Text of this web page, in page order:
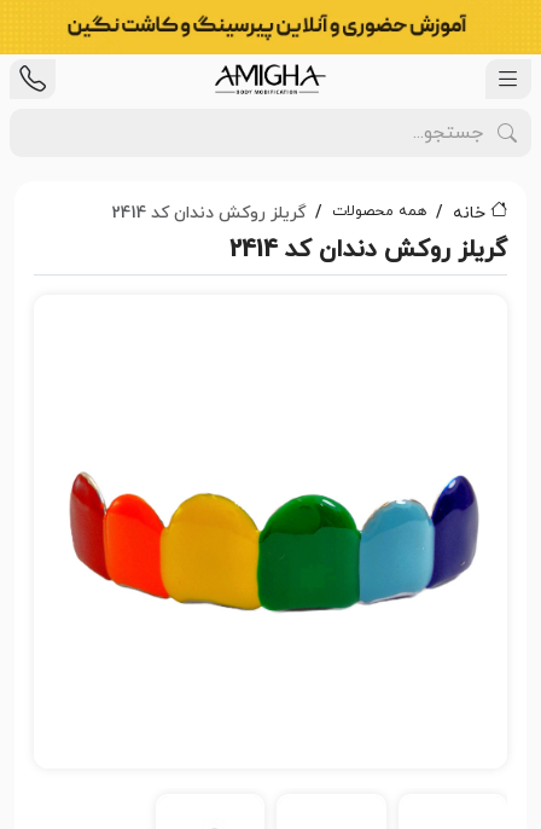
خانه همه محصولات گریلز روکش دندان کد 2414
گریلز روکش دندان کد 2414